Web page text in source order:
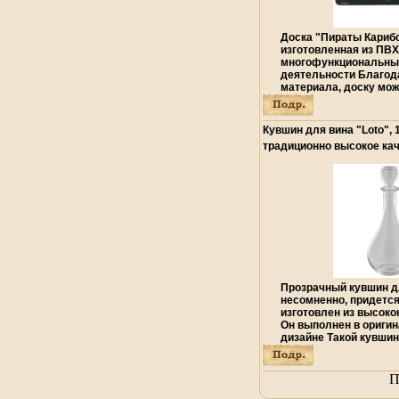
Доска "Пираты
изготовленная из
деятельности
материала, доску
для защиты стола во
твовбрйэрчества
время лепки, так и
горячее А можно
интерьер как
комнаты
Кувшин для вина "Loto",
традиционно высокое
Прозрачный кувшин
несомненно,
изготовлен из
Он выполнен в
дизайне Такой
незаменимым
хозяйства, а также
подарком на любой
Характеристики: